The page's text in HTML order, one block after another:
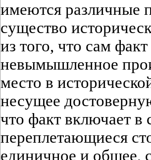
имеются различные
существо
из того, что сам
невымышленное
место в
несущее
что факт включает в
переплетающиеся
единичное и общее,